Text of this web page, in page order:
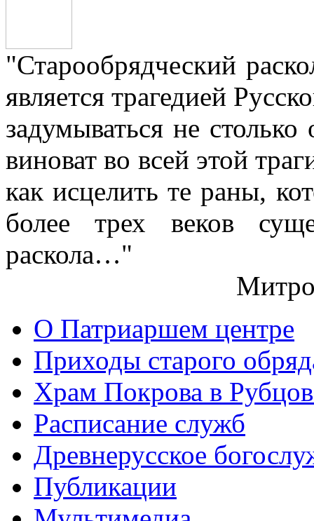
"Старообрядческий
является трагедией
задумываться не
виноват во всей этой
как исцелить те раны,
более трех веков
раскола…"
О Патриаршем центре
Приходы старого
Храм Покрова в
Расписание служб
Древнерусское
Публикации